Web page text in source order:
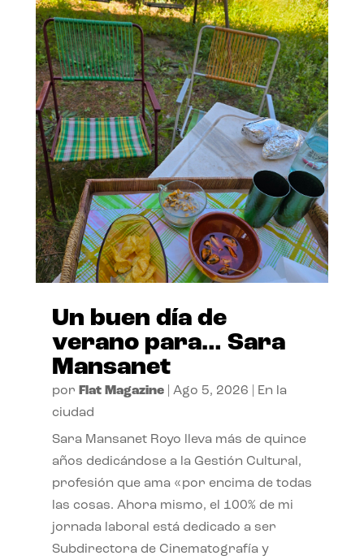
Un buen día de
verano para… Sara
Mansanet
por Flat Magazine| Ago 5, 2026
En la
ciudad
Sara Mansanet Royo lleva más de quince
años dedicándose a la Gestión Cultural,
profesión que ama «por encima de todas
las cosas. Ahora mismo, el 100% de mi
jornada laboral está dedicado a ser
Subdirectora de Cinematografía y